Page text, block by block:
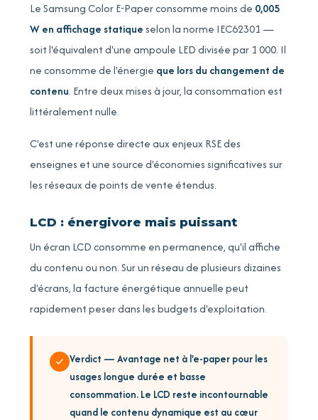
Le Samsung Color E-Paper consomme moins de 0,005
W en affichage statiqueselon la norme IEC62301 —
soit l'équivalent d'une ampoule LED divisée par 1 000. Il
ne consomme de l'énergie que lors du changement de
contenu. Entre deux mises à jour, la consommation est
littéralement nulle.
C'est une réponse directe aux enjeux RSE des
enseignes et une source d'économies significatives sur
les réseaux de points de vente étendus.
LCD : énergivore mais puissant
Un écran LCD consomme en permanence, qu'il affiche
du contenu ou non. Sur un réseau de plusieurs dizaines
d'écrans, la facture énergétique annuelle peut
rapidement peser dans les budgets d'exploitation.
Verdict — Avantage net à l'e-paper pour les
usages longue durée et basse
consommation. Le LCD reste incontournable
quand le contenu dynamique est au cœur